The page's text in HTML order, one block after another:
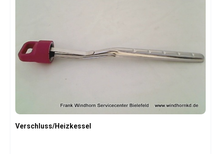
Verschluss/Heizkessel